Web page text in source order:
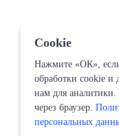
Cookie
Нажмите «ОК»,
обработки cookie
нам для аналитики.
через браузер.
персональных